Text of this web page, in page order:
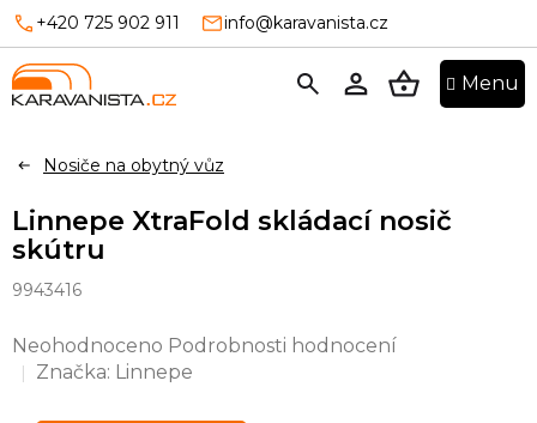
Přejít
obsah
+420 725 902 911 info@karavanista.cz
Nosiče na obytný vůz
Linnepe XtraFold skládací nosič
skútru
9943416
Průměrné
hodnocení
Neohodnoceno Podrobnosti hodnocení
Značka: Linnepe